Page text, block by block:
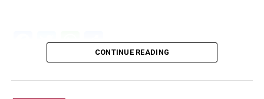
Facebook
Twitter
WhatsApp
Share
CONTINUE READING